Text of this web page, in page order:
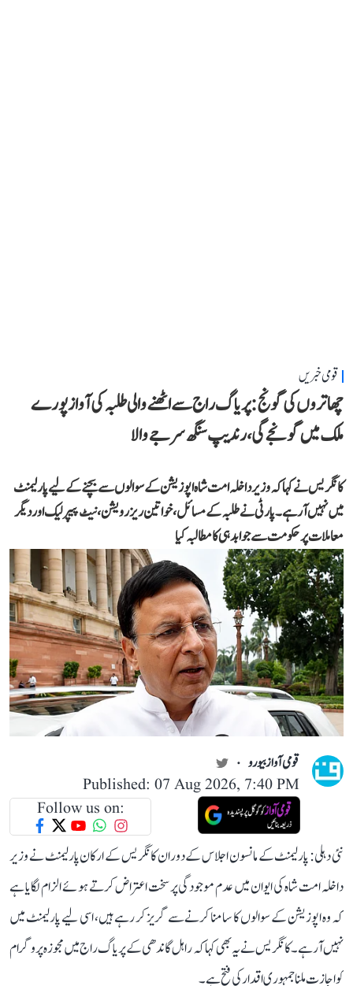
قومی خبریں
چھاتروں کی گونج: پریاگ راج سے اٹھنے والی طلبہ کی آواز پورے
ملک میں گونجے گی، رندیپ سنگھ سرجے والا
کانگریس نے کہا کہ وزیر داخلہ امت شاہ اپوزیشن کے سوالوں سے بچنے کے لیے پارلیمنٹ
میں نہیں آ رہے۔ پارٹی نے طلبہ کے مسائل، خواتین ریزرویشن، نیٹ پیپر لیک اور دیگر
معاملات پر حکومت سے جوابدہی کا مطالبہ کیا
قومی آواز بیورو
Published: 07 Aug 2026, 7:40 PM
Follow us on:
نئی دہلی: پارلیمنٹ کے مانسون اجلاس کے دوران کانگریس کے ارکان پارلیمنٹ نے وزیر
داخلہ امت شاہ کی ایوان میں عدم موجودگی پر سخت اعتراض کرتے ہوئے الزام لگایا ہے
کہ وہ اپوزیشن کے سوالوں کا سامنا کرنے سے گریز کر رہے ہیں، اسی لیے پارلیمنٹ میں
نہیں آ رہے۔ کانگریس نے یہ بھی کہا کہ راہل گاندھی کے پریاگ راج میں مجوزہ پروگرام
کو اجازت ملنا جمہوری اقدار کی فتح ہے۔